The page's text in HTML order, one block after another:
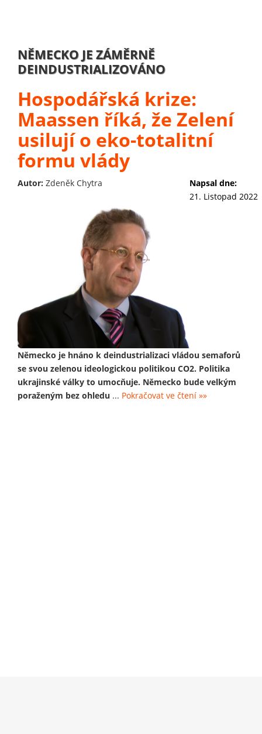
NĚMECKO JE ZÁMĚRNĚ
DEINDUSTRIALIZOVÁNO
Hospodářská krize:
Maassen říká, že Zelení
usilují o eko-totalitní
formu vlády
Autor: Zdeněk Chytra
Napsal dne:
21. Listopad 2022
Německo je hnáno k deindustrializaci vládou semaforů
se svou zelenou ideologickou politikou CO2. Politika
ukrajinské války to umocňuje. Německo bude velkým
poraženým bez ohledu ... Pokračovat ve čtení »»